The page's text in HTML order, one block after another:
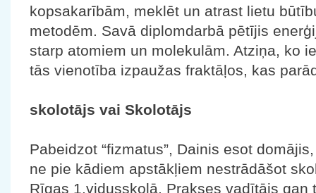
kopsakarībām, meklēt un atrast lietu
metodēm. Savā diplomdarbā pētījis
starp atomiem un molekulām. Atziņa, ko
tās vienotība izpaužas fraktāļos, kas
skolotājs vai Skolotājs
Pabeidzot “fizmatus”, Dainis esot
ne pie kādiem apstākļiem nestrādāšot
Rīgas 1.vidusskolā. Prakses vadītājs gan